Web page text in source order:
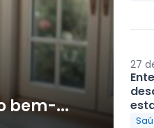
bem-...
27